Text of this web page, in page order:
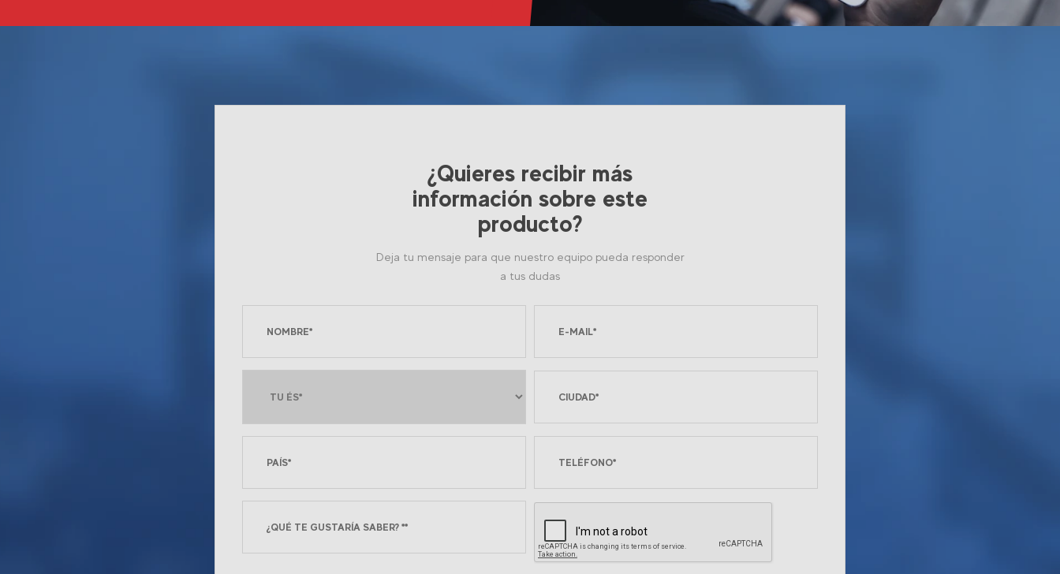
¿Quieres recibir más
información sobre este
producto?
Deja tu mensaje para que nuestro equipo pueda responder
a tus dudas